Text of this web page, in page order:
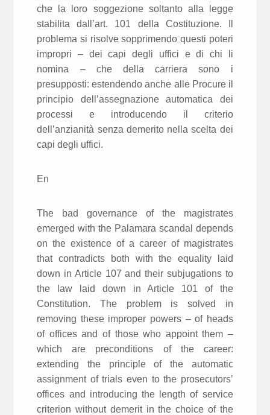
che la loro soggezione soltanto alla legge
stabilita dall’art. 101 della Costituzione. Il
problema si risolve sopprimendo questi poteri
impropri – dei capi degli uffici e di chi li
nomina – che della carriera sono i
presupposti: estendendo anche alle Procure il
principio dell’assegnazione automatica dei
processi e introducendo il criterio
dell’anzianità senza demerito nella scelta dei
capi degli uffici.
En
The bad governance of the magistrates
emerged with the Palamara scandal depends
on the existence of a career of magistrates
that contradicts both with the equality laid
down in Article 107 and their subjugations to
the law laid down in Article 101 of the
Constitution. The problem is solved in
removing these improper powers – of heads
of offices and of those who appoint them –
which are preconditions of the career:
extending the principle of the automatic
assignment of trials even to the prosecutors’
offices and introducing the length of service
criterion without demerit in the choice of the